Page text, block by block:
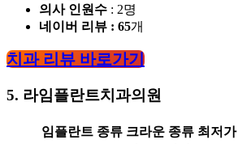
의사 인원수 : 2명
네이버 리뷰 : 65개
치과 리뷰 바로가기
5. 라임플란트치과의원
임플란트 종류 크라운 종류 최저가